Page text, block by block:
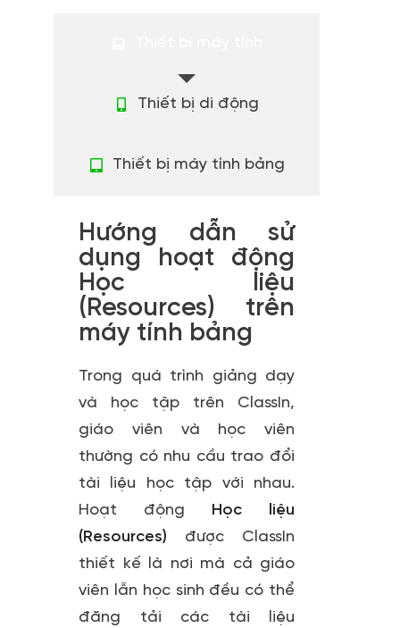
Thiết bị di động
Thiết bị máy tính bảng
Hướng dẫn sử
dụng hoạt động
Học liệu
(Resources) trên
máy tính bảng
Trong quá trình giảng dạy
và học tập trên ClassIn,
giáo viên và học viên
thường có nhu cầu trao đổi
tài liệu học tập với nhau.
Hoạt động Học liệu
(Resources) được ClassIn
thiết kế là nơi mà cả giáo
viên lẫn học sinh đều có thể
đăng tải các tài liệu